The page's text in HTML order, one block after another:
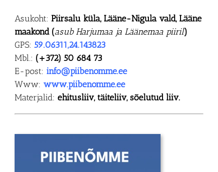
Asukoht: Piirsalu küla, Lääne-Nigula vald, Lääne
maakond (asub Harjumaa ja Läänemaa piiril)
GPS: 59.06311,24.143823
Mbl.: (+372) 50 684 73
E-post: info@piibenomme.ee
Www: www.piibenomme.ee
Materjalid: ehitusliiv, täiteliiv, sõelutud liiv.